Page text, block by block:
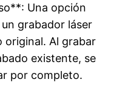
Una opción
grabador láser
original. Al grabar
existente, se
por completo.